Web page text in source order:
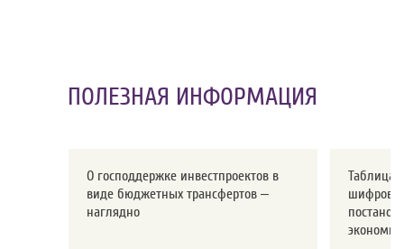
ПОЛЕЗНАЯ ИНФОРМАЦИЯ
О господдержке инвестпроектов в
виде бюджетных трансфертов –
наглядно
Таблица
шифров